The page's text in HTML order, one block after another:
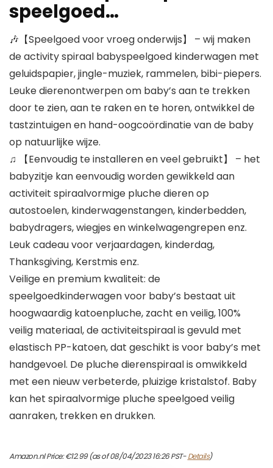
speelgoed…
🎶【Speelgoed voor vroeg onderwijs】 – wij maken
de activity spiraal babyspeelgoed kinderwagen met
geluidspapier, jingle-muziek, rammelen, bibi-piepers.
Leuke dierenontwerpen om baby’s aan te trekken
door te zien, aan te raken en te horen, ontwikkel de
tastzintuigen en hand-oogcoördinatie van de baby
op natuurlijke wijze.
♫ 【Eenvoudig te installeren en veel gebruikt】 – het
babyzitje kan eenvoudig worden gewikkeld aan
activiteit spiraalvormige pluche dieren op
autostoelen, kinderwagenstangen, kinderbedden,
babydragers, wiegjes en winkelwagengrepen enz.
Leuk cadeau voor verjaardagen, kinderdag,
Thanksgiving, Kerstmis enz.
Veilige en premium kwaliteit: de
speelgoedkinderwagen voor baby’s bestaat uit
hoogwaardig katoenpluche, zacht en veilig, 100%
veilig materiaal, de activiteitspiraal is gevuld met
elastisch PP-katoen, dat geschikt is voor baby’s met
handgevoel. De pluche dierenspiraal is omwikkeld
met een nieuw verbeterde, pluizige kristalstof. Baby
kan het spiraalvormige pluche speelgoed veilig
aanraken, trekken en drukken.
Amazon.nl Price:€12.99(as of 08/04/2023 16:26 PST-Details)